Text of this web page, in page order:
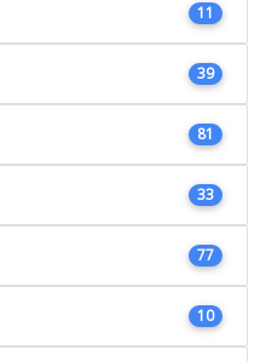
11
39
81
33
77
10